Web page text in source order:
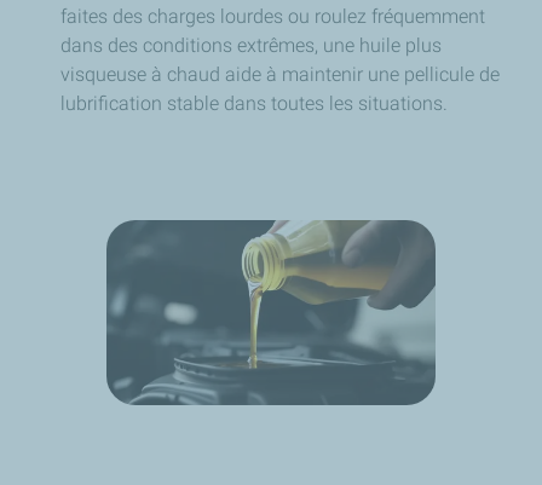
faites des charges lourdes ou roulez fréquemment
dans des conditions extrêmes, une huile plus
visqueuse à chaud aide à maintenir une pellicule de
lubrification stable dans toutes les situations.